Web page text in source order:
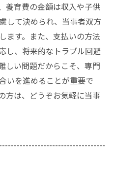
養育費の金額は収入や子供
して決められ、当事者双方
ます。また、支払いの方法
し、将来的なトラブル回避
しい問題だからこそ、専門
いを進めることが重要で
方は、どうぞお気軽に当事